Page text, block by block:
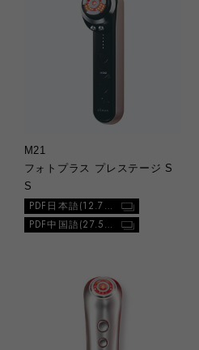
M21
フォトプラス プレステージ S
S
PDF日本語(12.7MB)
PDF中国語(27.5MB)